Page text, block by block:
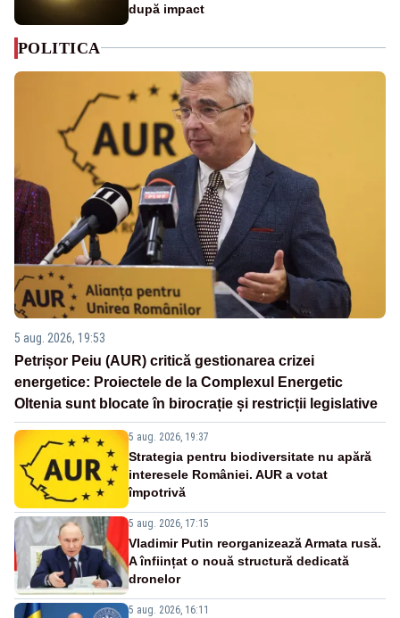
după impact
POLITICA
5 aug. 2026, 19:53
Petrișor Peiu (AUR) critică gestionarea crizei
energetice: Proiectele de la Complexul Energetic
Oltenia sunt blocate în birocrație și restricții legislative
5 aug. 2026, 19:37
Strategia pentru biodiversitate nu apără
interesele României. AUR a votat
împotrivă
5 aug. 2026, 17:15
Vladimir Putin reorganizează Armata rusă.
A înființat o nouă structură dedicată
dronelor
5 aug. 2026, 16:11